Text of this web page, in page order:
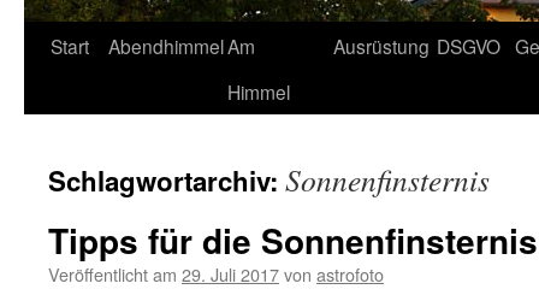
Start AbendhimmelAm
Himmel
Ausrüstung DSGVO
Schlagwortarchiv: Sonnenfinsternis
Tipps für die
Veröffentlicht am 29. Juli 2017von astrofoto